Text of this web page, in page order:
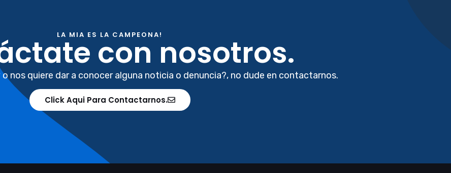
LA MIA ES LA CAMPEONA!
con nosotros.
nos quiere dar a conocer alguna noticia o denuncia?, no dude en contactarnos.
Click Aqui Para Contactarnos.